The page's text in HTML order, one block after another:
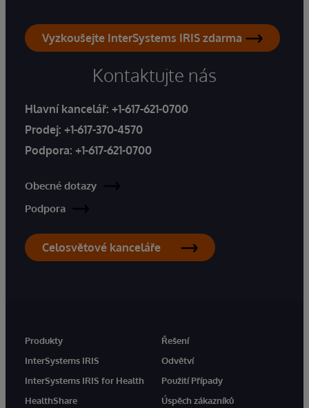
Vyzkoušejte InterSystems IRIS zdarma
Kontaktujte nás
Hlavní kancelář: +1-617-621-0700
Prodej: +1-617-370-4570
Podpora: +1-617-621-0700
Obecné dotazy
Podpora
Celosvětové kanceláře
Produkty
InterSystems IRIS
InterSystems IRIS for Health
HealthShare
Řešení
Odvětví
Použití Případy
Úspěch zákazníků